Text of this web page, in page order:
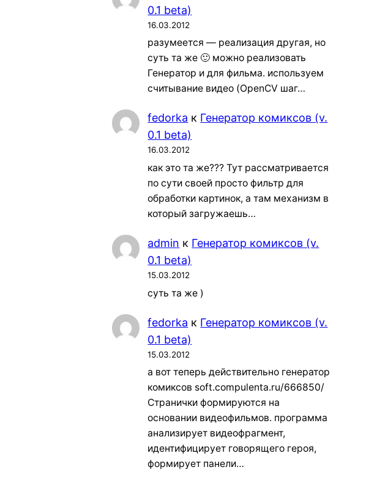
0.1 beta)
16.03.2012
разумеется — реализация другая, но
суть та же 🙂 можно реализовать
Генератор и для фильма. используем
считывание видео (OpenCV шаг…
fedorka к Генератор комиксов (v.
0.1 beta)
16.03.2012
как это та же??? Тут рассматривается
по сути своей просто фильтр для
обработки картинок, а там механизм в
который загружаешь…
admin к Генератор комиксов (v.
0.1 beta)
15.03.2012
суть та же )
fedorka к Генератор комиксов (v.
0.1 beta)
15.03.2012
а вот теперь действительно генератор
комиксов soft.compulenta.ru/666850/
Странички формируются на
основании видеофильмов. программа
анализирует видеофрагмент,
идентифицирует говорящего героя,
формирует панели…